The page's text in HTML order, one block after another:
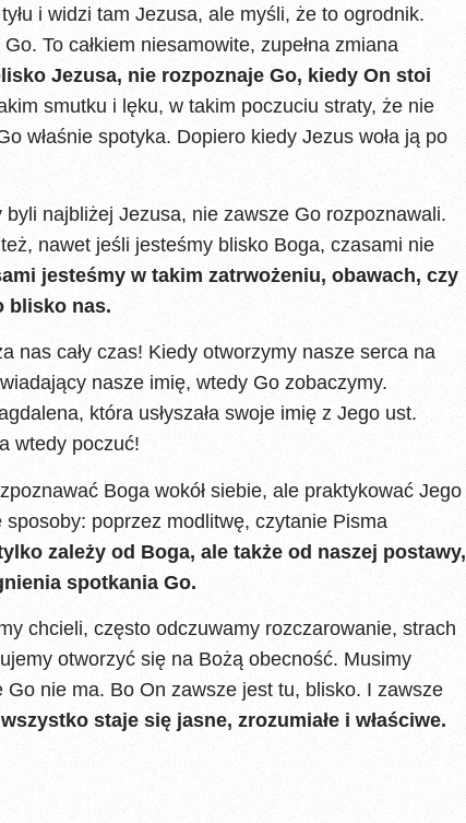
i widzi tam Jezusa, ale myśli, że to ogrodnik.
To całkiem niesamowite, zupełna zmiana
Jezusa, nie rozpoznaje Go, kiedy On stoi
smutku i lęku, w takim poczuciu straty, że nie
właśnie spotyka. Dopiero kiedy Jezus woła ją po
najbliżej Jezusa, nie zawsze Go rozpoznawali.
nawet jeśli jesteśmy blisko Boga, czasami nie
jesteśmy w takim zatrwożeniu, obawach, czy
blisko nas.
nas cały czas! Kiedy otworzymy nasze serca na
nasze imię, wtedy Go zobaczymy.
która usłyszała swoje imię z Jego ust.
wtedy poczuć!
Boga wokół siebie, ale praktykować Jego
poprzez modlitwę, czytanie Pisma
zależy od Boga, ale także od naszej postawy,
spotkania Go.
chcieli, często odczuwamy rozczarowanie, strach
otworzyć się na Bożą obecność. Musimy
nie ma. Bo On zawsze jest tu, blisko. I zawsze
staje się jasne, zrozumiałe i właściwe.